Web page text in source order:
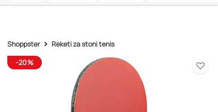
Shoppster
Reketi za stoni tenis
-20%